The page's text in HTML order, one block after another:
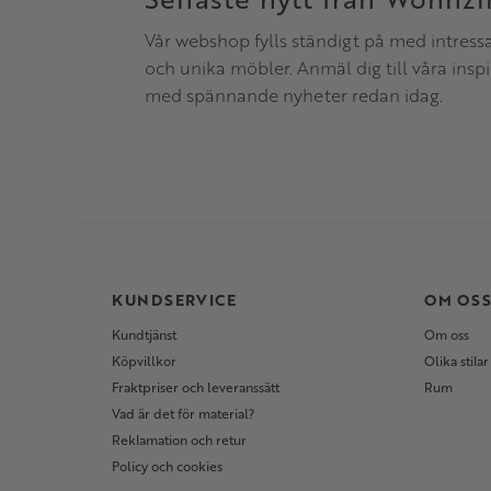
Vår webshop fylls ständigt på med
och unika möbler. Anmäl dig till våra
med spännande nyheter redan idag.
KUNDSERVICE
Kundtjänst
Köpvillkor
Fraktpriser och leveranssätt
Vad är det för material?
Reklamation och retur
Policy och cookies
OM OSS
Om oss
Olika stilar
Rum